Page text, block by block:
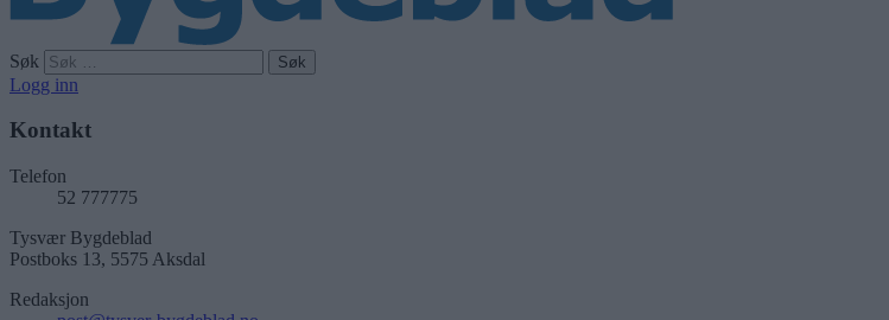
Søk
Logg inn
Kontakt
Telefon
52 777775
Tysvær Bygdeblad
Postboks 13, 5575 Aksdal
Redaksjon